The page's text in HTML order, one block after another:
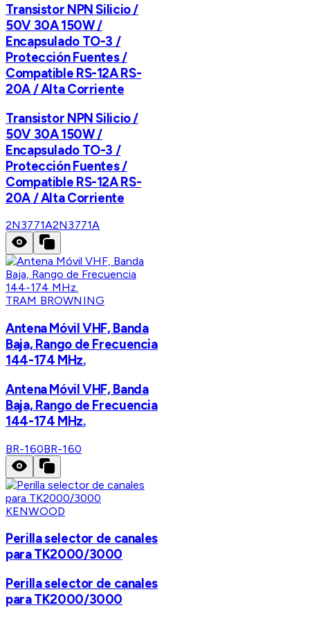
Transistor NPN Silicio /
50V 30A 150W /
Encapsulado TO-3 /
Protección Fuentes /
Compatible RS-12A RS-
20A / Alta Corriente
Transistor NPN Silicio /
50V 30A 150W /
Encapsulado TO-3 /
Protección Fuentes /
Compatible RS-12A RS-
20A / Alta Corriente
2N3771A2N3771A
TRAM BROWNING
Antena Móvil VHF, Banda
Baja, Rango de Frecuencia
144-174 MHz.
Antena Móvil VHF, Banda
Baja, Rango de Frecuencia
144-174 MHz.
BR-160BR-160
KENWOOD
Perilla selector de canales
para TK2000/3000
Perilla selector de canales
para TK2000/3000